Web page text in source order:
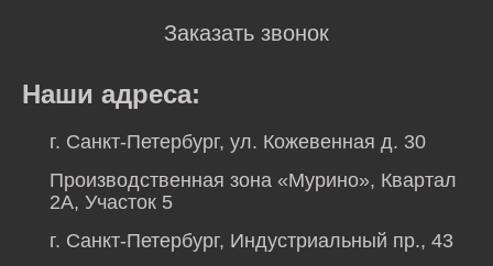
Заказать звонок
Наши адреса:
г. Санкт-Петербург, ул. Кожевенная д. 30
Производственная зона «Мурино», Квартал
2А, Участок 5
г. Санкт-Петербург, Индустриальный пр., 43